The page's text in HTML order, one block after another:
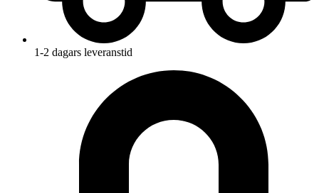
1-2 dagars leveranstid